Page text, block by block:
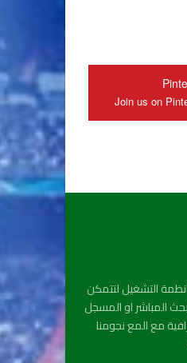
Join us on
التشغيل لتتمكن
المباشر او المسجل
مع المع نجومنا